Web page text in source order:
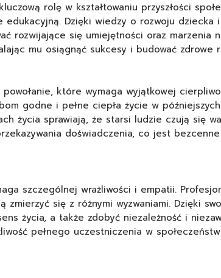
rolę w kształtowaniu przyszłości
Dzięki wiedzy o rozwoju
rozwijające się umiejętności oraz marzenia
mu osiągnąć sukcesy i budować zdrowe
które wymaga wyjątkowej
godne i pełne ciepła życie w
życia sprawiają, że starsi ludzie czują się
doświadczenia, co jest
szczególnej wrażliwości i empatii.
się z różnymi wyzwaniami. Dzięki
życia, a także zdobyć niezależność i
pełnego uczestniczenia w